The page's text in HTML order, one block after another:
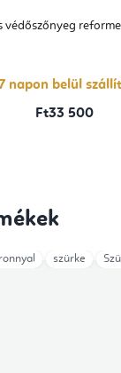
védőszőnyeg
napon belül
Ft33 500
szürke